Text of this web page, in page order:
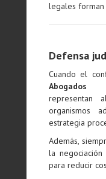
legales forman
Defensa
Cuando el
Abogados
representan
organismos
estrategia
Además,
la
para reducir